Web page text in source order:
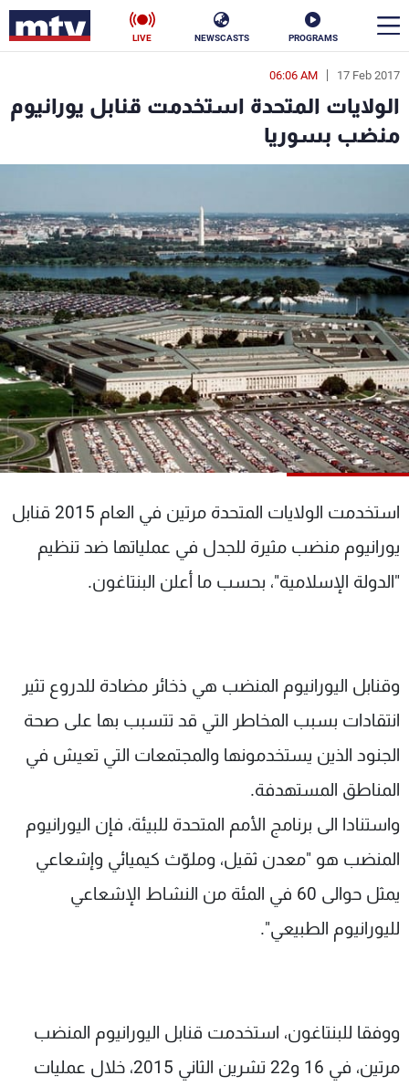
PROGRAMS
NEWSCASTS
LIVE
17 Feb 2017
06:06 AM
الولايات المتحدة استخدمت قنابل يورانيوم
منضب بسوريا
استخدمت الولايات المتحدة مرتين في العام 2015 قنابل
يورانيوم منضب مثيرة للجدل في عملياتها ضد تنظيم
"الدولة الإسلامية"، بحسب ما أعلن البنتاغون.
وقنابل اليورانيوم المنضب هي ذخائر مضادة للدروع تثير
انتقادات بسبب المخاطر التي قد تتسبب بها على صحة
الجنود الذين يستخدمونها والمجتمعات التي تعيش في
المناطق المستهدفة.
واستنادا الى برنامج الأمم المتحدة للبيئة، فإن اليورانيوم
المنضب هو "معدن ثقيل، وملوّث كيميائي وإشعاعي
يمثل حوالى 60 في المئة من النشاط الإشعاعي
لليورانيوم الطبيعي".
ووفقا للبنتاغون، استخدمت قنابل اليورانيوم المنضب
مرتين، في 16 و22 تشرين الثاني 2015، خلال عمليات
en
الأخبار
سياسة ناس
إقتصاد فن
منوعات رياضة
كأس العالم
البرامج
جدول البرامج
شاهد البرامج
الترددات
عن MTV
لاعلاناتكم
وظائف
شروط الإسـتخدام
سياسة الخصوصية